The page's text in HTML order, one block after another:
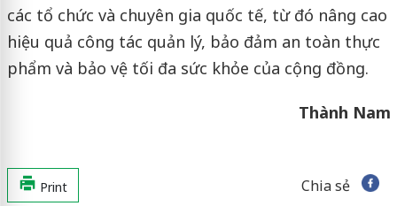
các tổ chức và chuyên gia quốc tế, từ đó nâng cao
hiệu quả công tác quản lý, bảo đảm an toàn thực
phẩm và bảo vệ tối đa sức khỏe của cộng đồng.
Thành Nam
Print Chia sẻ